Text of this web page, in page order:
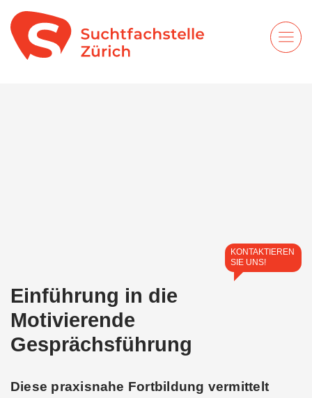
KONTAKTIEREN
SIE UNS!
Einführung in die
Motivierende
Gesprächsführung
Diese praxisnahe Fortbildung vermittelt